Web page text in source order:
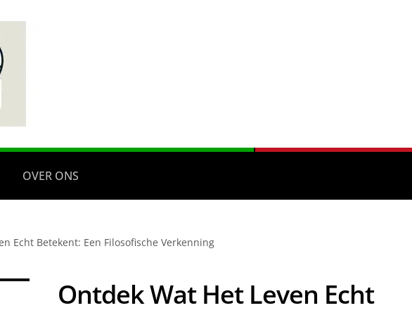
OVER ONS
Echt Betekent: Een Filosofische Verkenning
Ontdek Wat Het Leven Echt